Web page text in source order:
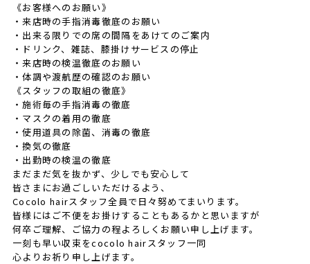
《お客様へのお願い》
・来店時の手指消毒徹底のお願い
・出来る限りでの席の間隔をあけてのご案内
・ドリンク、雑誌、膝掛けサービスの停止
・来店時の検温徹底のお願い
・体調や渡航歴の確認のお願い
《スタッフの取組の徹底》
・施術毎の手指消毒の徹底
・マスクの着用の徹底
・使用道具の除菌、消毒の徹底
・換気の徹底
・出勤時の検温の徹底
まだまだ気を抜かず、少しでも安心して
皆さまにお過ごしいただけるよう、
Cocolo hairスタッフ全員で日々努めてまいります。
皆様にはご不便をお掛けすることもあるかと思いますが
何卒ご理解、ご協力の程よろしくお願い申し上げます。
一刻も早い収束をcocolo hairスタッフ一同
心よりお祈り申し上げます。